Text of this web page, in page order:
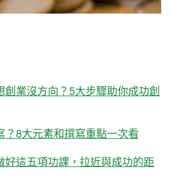
創業沒方向？5大步驟助你成功創
？8大元素和撰寫重點一次看
好這五項功課，拉近與成功的距